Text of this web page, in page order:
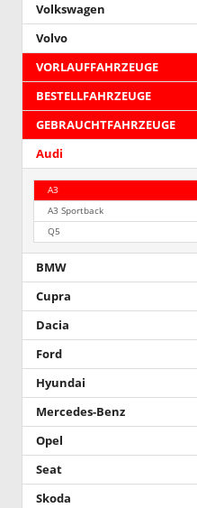
Volkswagen
Volvo
VORLAUFFAHRZEUGE
BESTELLFAHRZEUGE
GEBRAUCHTFAHRZEUGE
Audi
A3
A3 Sportback
Q5
BMW
Cupra
Dacia
Ford
Hyundai
Mercedes-Benz
Opel
Seat
Skoda